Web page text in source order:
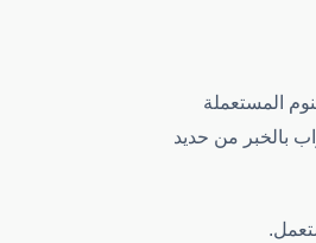
المستعملة
بالخبر من حديد